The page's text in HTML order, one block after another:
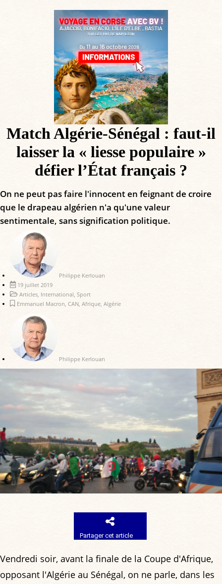
Match Algérie-Sénégal : faut-il
laisser la « liesse populaire »
défier l’État français ?
On ne peut pas faire l'innocent en feignant de croire
que le drapeau algérien n'a qu'une valeur
sentimentale, sans signification politique.
Philippe Kerlouan
19 juillet 2019
Articles International Sport
Emmanuel Macron CAN Afrique Algérie
Philippe Kerlouan
Partager cet article
Vendredi soir, avant la finale de la Coupe d'Afrique,
opposant l'Algérie au Sénégal, on ne parle, dans les